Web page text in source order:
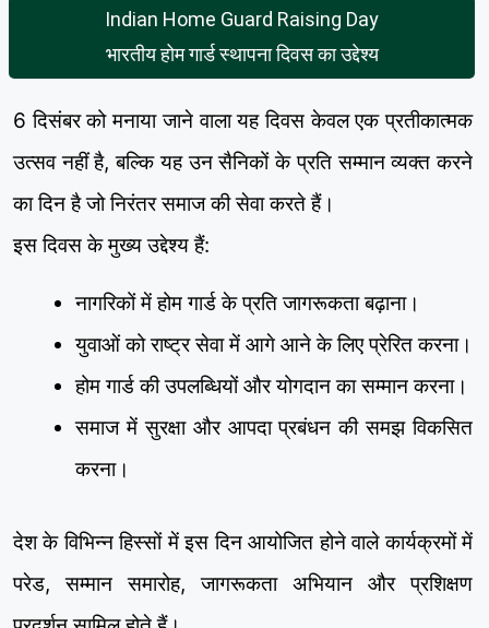
Indian Home Guard Raising Day
भारतीय होम गार्ड स्थापना दिवस का उद्देश्य
6 दिसंबर को मनाया जाने वाला यह दिवस केवल एक प्रतीकात्मक
उत्सव नहीं है, बल्कि यह उन सैनिकों के प्रति सम्मान व्यक्त करने
का दिन है जो निरंतर समाज की सेवा करते हैं।
इस दिवस के मुख्य उद्देश्य हैं:
नागरिकों में होम गार्ड के प्रति जागरूकता बढ़ाना।
युवाओं को राष्ट्र सेवा में आगे आने के लिए प्रेरित करना।
होम गार्ड की उपलब्धियों और योगदान का सम्मान करना।
समाज में सुरक्षा और आपदा प्रबंधन की समझ विकसित
करना।
देश के विभिन्न हिस्सों में इस दिन आयोजित होने वाले कार्यक्रमों में
परेड, सम्मान समारोह, जागरूकता अभियान और प्रशिक्षण